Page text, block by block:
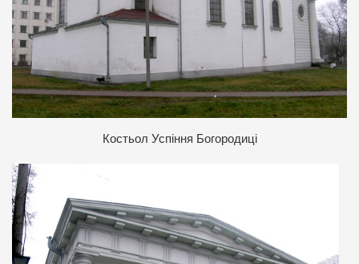
Костьол Успіння Богородиці